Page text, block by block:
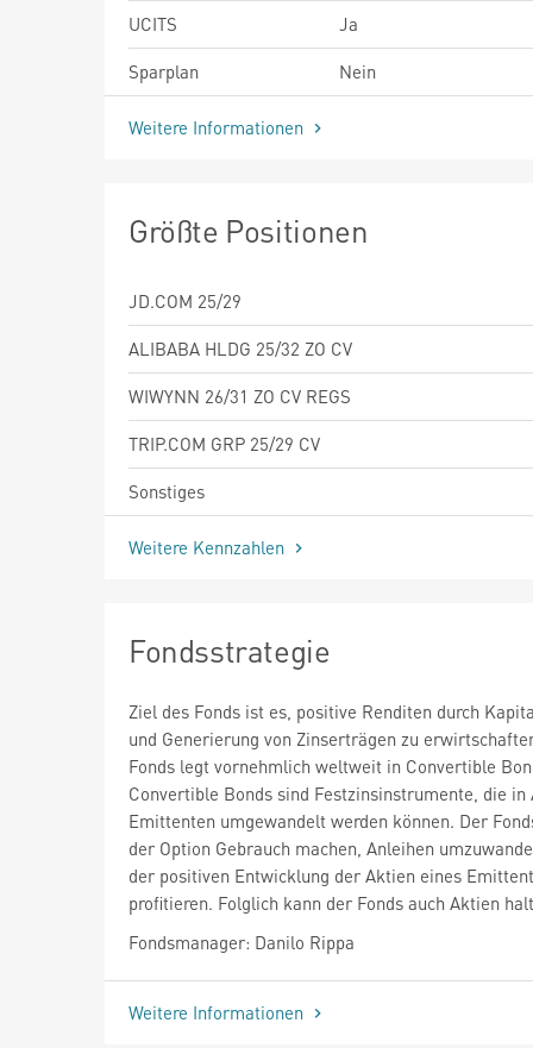
UCITS
Ja
Sparplan
Nein
Weitere Informationen
Größte Positionen
JD.COM 25/29
ALIBABA HLDG 25/32 ZO CV
WIWYNN 26/31 ZO CV REGS
TRIP.COM GRP 25/29 CV
Sonstiges
Weitere Kennzahlen
Fondsstrategie
Ziel des Fonds ist es, positive Renditen durch
und Generierung von Zinserträgen zu
Fonds legt vornehmlich weltweit in Convertible
Convertible Bonds sind Festzinsinstrumente, die in
Emittenten umgewandelt werden können. Der
der Option Gebrauch machen, Anleihen
der positiven Entwicklung der Aktien eines
profitieren. Folglich kann der Fonds auch Aktien
Fondsmanager: Danilo Rippa
Weitere Informationen